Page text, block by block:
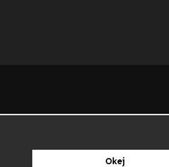
Okej